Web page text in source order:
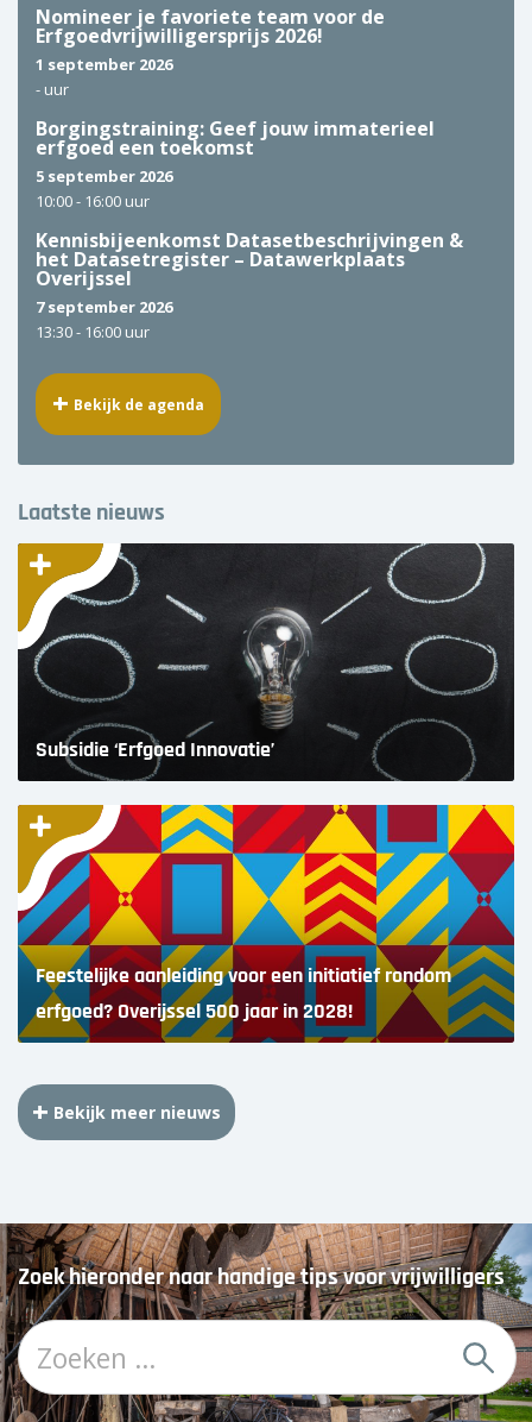
Nomineer je favoriete team voor de
Erfgoedvrijwilligersprijs 2026!
1 september 2026
- uur
Borgingstraining: Geef jouw immaterieel
erfgoed een toekomst
5 september 2026
10:00 - 16:00 uur
Kennisbijeenkomst Datasetbeschrijvingen &
het Datasetregister – Datawerkplaats
Overijssel
7 september 2026
13:30 - 16:00 uur
Bekijk de agenda
Laatste nieuws
Subsidie ‘Erfgoed Innovatie’
Feestelijke aanleiding voor een initiatief rondom
erfgoed? Overijssel 500 jaar in 2028!
Bekijk meer nieuws
Zoek hieronder naar handige tips voor vrijwilligers
Z
o
e